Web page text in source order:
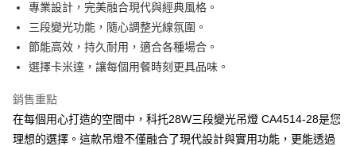
悠遊付
Google Pay
全盈+PAY
AFTEE先享後付
相關說明
【關於「AFTEE先享後付」】
專業設計，完美融合現代與經典風格。
三段變光功能，隨心調整光線氛圍。
節能高效，持久耐用，適合各種場合。
選擇卡米達，讓每個用餐時刻更具品味。
銷售重點
在每個用心打造的空間中，科托28W三段變光吊燈 CA4514-28是您
理想的選擇。這款吊燈不僅融合了現代設計與實用功能，更能透過